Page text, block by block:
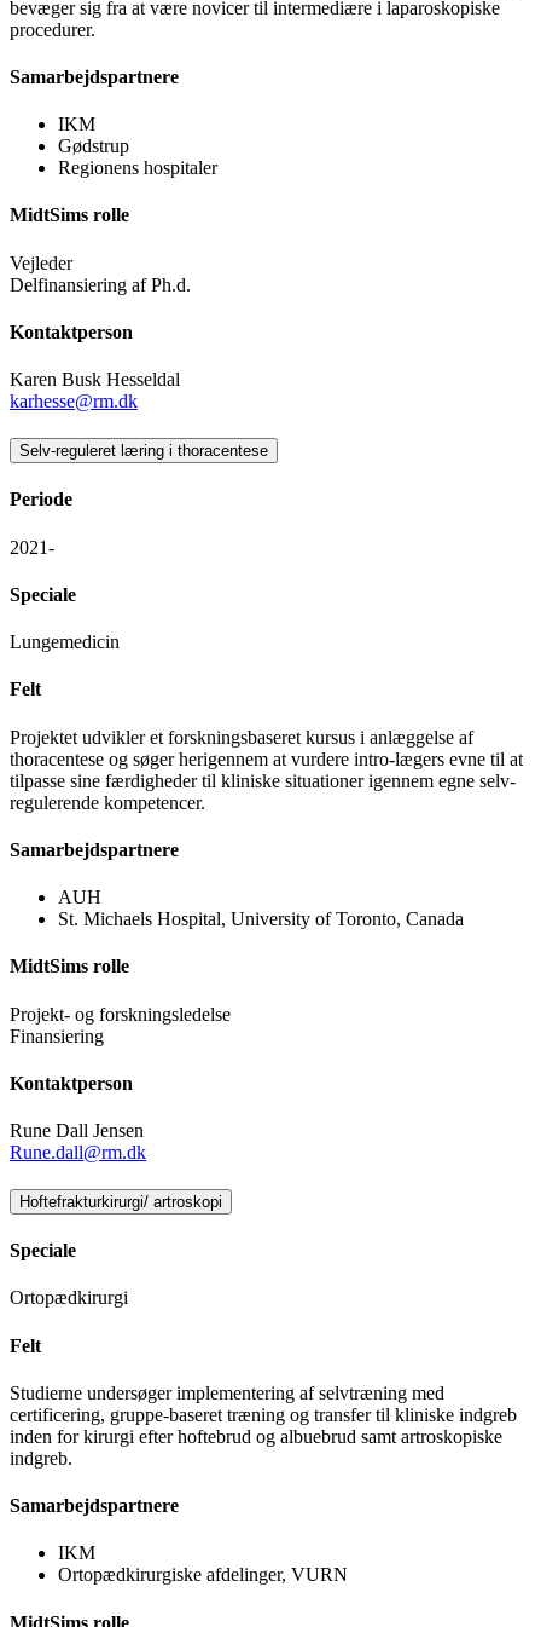
bevæger sig fra at være novicer til intermediære i laparoskopiske
procedurer.
Samarbejdspartnere
IKM
Gødstrup
Regionens hospitaler
MidtSims rolle
Vejleder
Delfinansiering af Ph.d.
Kontaktperson
Karen Busk Hesseldal
karhesse@rm.dk
Selv-reguleret læring i thoracentese
Periode
2021-
Speciale
Lungemedicin
Felt
Projektet udvikler et forskningsbaseret kursus i anlæggelse af
thoracentese og søger herigennem at vurdere intro-lægers evne til at
tilpasse sine færdigheder til kliniske situationer igennem egne selv-
regulerende kompetencer.
Samarbejdspartnere
AUH
St. Michaels Hospital, University of Toronto, Canada
MidtSims rolle
Projekt- og forskningsledelse
Finansiering
Kontaktperson
Rune Dall Jensen
Rune.dall@rm.dk
Hoftefrakturkirurgi/ artroskopi
Speciale
Ortopædkirurgi
Felt
Studierne undersøger implementering af selvtræning med
certificering, gruppe-baseret træning og transfer til kliniske indgreb
inden for kirurgi efter hoftebrud og albuebrud samt artroskopiske
indgreb.
Samarbejdspartnere
IKM
Ortopædkirurgiske afdelinger, VURN
MidtSims rolle